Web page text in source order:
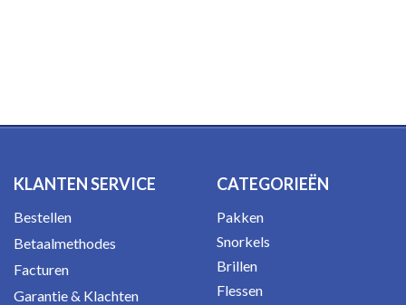
KLANTEN SERVICE
Bestellen
Betaalmethodes
Facturen
Garantie & Klachten
CATEGORIEËN
Pakken
Snorkels
Brillen
Flessen